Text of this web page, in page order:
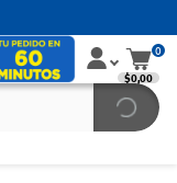
0
$0,00